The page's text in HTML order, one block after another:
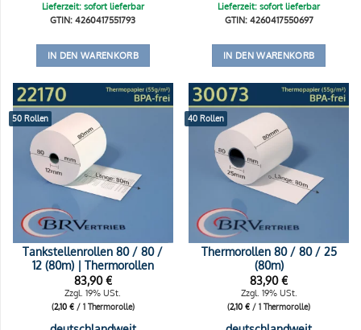
Lieferzeit: sofort lieferbar
GTIN: 4260417551793
IN DEN WARENKORB
Lieferzeit: sofort lieferbar
GTIN: 4260417550697
IN DEN WARENKORB
50 Rollen
Tankstellenrollen 80 / 80 /
12 (80m) | Thermorollen
83,90€
Zzgl. 19% USt.
(2,10 €/ 1 Thermorolle)
40 Rollen
Thermorollen 80 / 80 / 25
(80m)
83,90€
Zzgl. 19% USt.
(2,10€ / 1 Thermorolle)